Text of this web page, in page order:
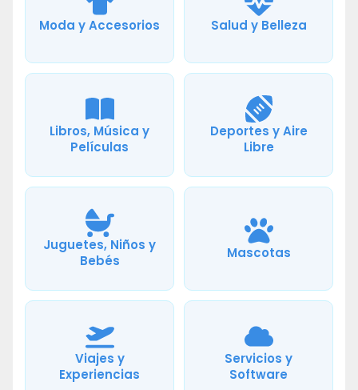
Moda y Accesorios Salud y Belleza
Libros, Música y
Películas
Deportes y Aire
Libre
Juguetes, Niños y
Bebés
Mascotas
Viajes y
Experiencias
Servicios y
Software